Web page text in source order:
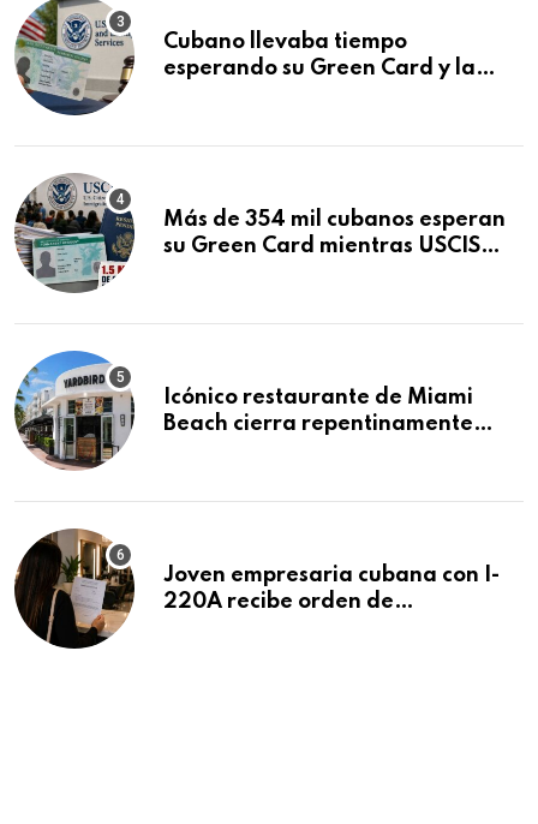
Cubano llevaba tiempo
esperando su Green Card y la
Más de 354 mil cubanos esperan
su Green Card mientras USCIS
Icónico restaurante de Miami
Beach cierra repentinamente
Joven empresaria cubana con I-
220A recibe orden de